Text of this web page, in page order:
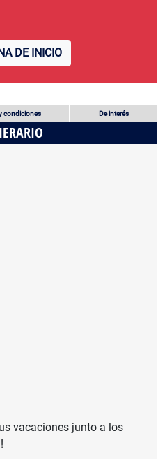
DE INICIO
condiciones De interés
vacaciones junto a los